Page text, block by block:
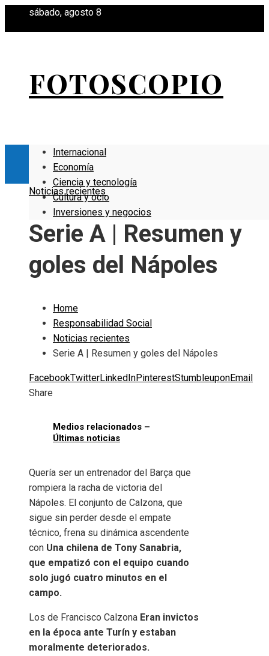
sábado, agosto 8
FOTOSCOPIO
Internacional
Economía
Ciencia y tecnología
Cultura y ocio
Inversiones y negocios
Noticias recientes
Serie A | Resumen y
goles del Nápoles
Home
Responsabilidad Social
Noticias recientes
Serie A | Resumen y goles del Nápoles
FacebookTwitterLinkedInPinterestStumbleuponEmail
Share
Medios relacionados –
Últimas noticias
Quería ser un entrenador del Barça que
rompiera la racha de victoria del
Nápoles. El conjunto de Calzona, que
sigue sin perder desde el empate
técnico, frena su dinámica ascendente
con Una chilena de Tony Sanabria,
que empatizó con el equipo cuando
solo jugó cuatro minutos en el
campo.
Los de Francisco Calzona Eran invictos
en la época ante Turín y estaban
moralmente deteriorados.